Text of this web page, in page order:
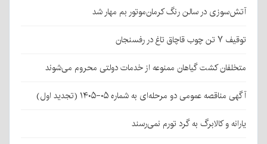
آتش‌سوزی در سالن رنگ کرمان‌موتور بم مهار شد
توقیف ۷ تن چوب قاچاق تاغ در رفسنجان
متخلفان کشت گیاهان ممنوعه از خدمات دولتی محروم می‌شوند
آگهی مناقصه عمومی دو مرحله‌ای به شماره ۰۵-۱۴۰۵ (تجدید اول)
یارانه و کالابرگ به گرد تورم نمی‌رسند